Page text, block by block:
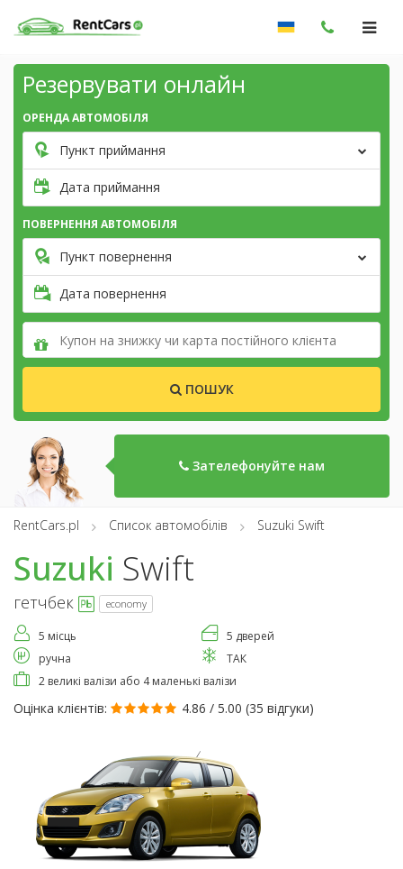
Резервувати онлайн
ОРЕНДА АВТОМОБІЛЯ
Пункт приймання
Дата приймання
ПОВЕРНЕННЯ АВТОМОБІЛЯ
Пункт повернення
Дата повернення
ПОШУК
Зателефонуйте нам
RentCars.pl Список автомобілів Suzuki Swift
Suzuki Swift
гетчбек economy
5 місць
5 дверей
ручна
ТАК
2 великі валізи або 4 маленькі валізи
Оцінка клієнтів: 4.86 / 5.00 (35 відгуки)